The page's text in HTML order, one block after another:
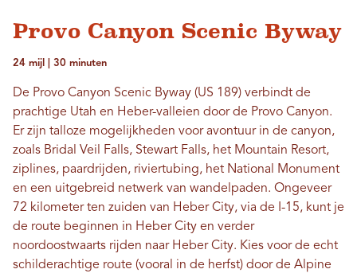
Provo Canyon Scenic Byway
24 mijl | 30 minuten
De Provo Canyon Scenic Byway (US 189) verbindt de
prachtige Utah en Heber-valleien door de Provo Canyon.
Er zijn talloze mogelijkheden voor avontuur in de canyon,
zoals Bridal Veil Falls, Stewart Falls, het Mountain Resort,
ziplines, paardrijden, riviertubing, het National Monument
en een uitgebreid netwerk van wandelpaden. Ongeveer
72 kilometer ten zuiden van Heber City, via de I-15, kunt je
de route beginnen in Heber City en verder
noordoostwaarts rijden naar Heber City. Kies voor de echt
schilderachtige route (vooral in de herfst) door de Alpine